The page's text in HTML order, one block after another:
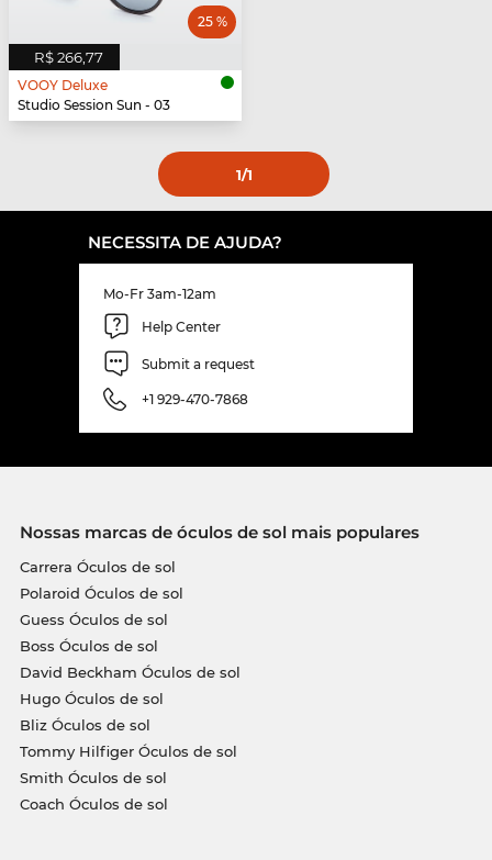
R$ 266,77
25 %
VOOY Deluxe
Studio Session Sun - 03
1/1
NECESSITA DE AJUDA?
Mo-Fr 3am-12am
Help Center
Submit a request
+1 929-470-7868
Nossas marcas de óculos de sol mais populares
Carrera Óculos de sol
Polaroid Óculos de sol
Guess Óculos de sol
Boss Óculos de sol
David Beckham Óculos de sol
Hugo Óculos de sol
Bliz Óculos de sol
Tommy Hilfiger Óculos de sol
Smith Óculos de sol
Coach Óculos de sol